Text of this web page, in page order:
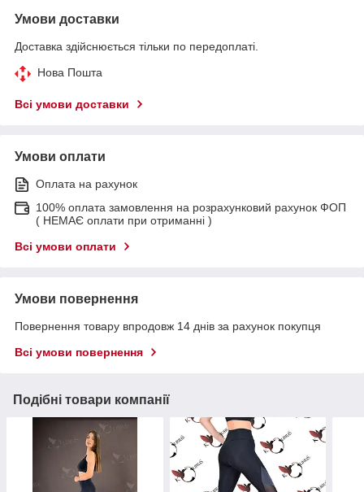
Умови доставки
Доставка здійснюється тільки по передоплаті.
Нова Пошта
Всі умови доставки
Умови оплати
Оплата на рахунок
100% оплата замовлення на розрахунковий рахунок ФОП
( НЕМАЄ оплати при отриманні )
Всі умови оплати
Умови повернення
Повернення товару впродовж 14 днів за рахунок покупця
Всі умови повернення
Подібні товари компанії